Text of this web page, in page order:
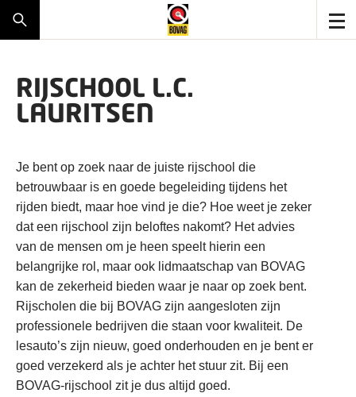
RIJSCHOOL L.C.
LAURITSEN
Je bent op zoek naar de juiste rijschool die
betrouwbaar is en goede begeleiding tijdens het
rijden biedt, maar hoe vind je die? Hoe weet je zeker
dat een rijschool zijn beloftes nakomt? Het advies
van de mensen om je heen speelt hierin een
belangrijke rol, maar ook lidmaatschap van BOVAG
kan de zekerheid bieden waar je naar op zoek bent.
Rijscholen die bij BOVAG zijn aangesloten zijn
professionele bedrijven die staan voor kwaliteit. De
lesauto’s zijn nieuw, goed onderhouden en je bent er
goed verzekerd als je achter het stuur zit. Bij een
BOVAG-rijschool zit je dus altijd goed.